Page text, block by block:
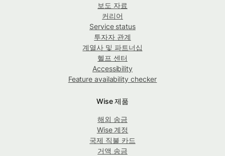
보도 자료
커리어
Service status
투자자 관계
계열사 및 파트너십
헬프 센터
Accessibility
Feature availability checker
Wise 제품
해외 송금
Wise 계정
국제 직불 카드
거액 송금